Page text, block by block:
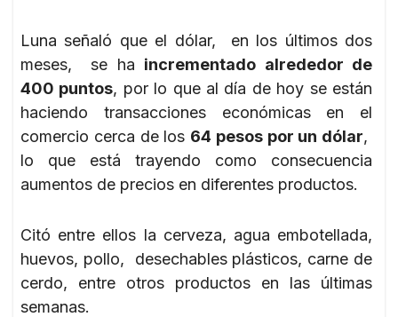
Luna señaló que el dólar, en los últimos dos
meses, se ha incrementado alrededor de
400 puntos, por lo que al día de hoy se están
haciendo transacciones económicas en el
comercio cerca de los 64 pesos por un dólar,
lo que está trayendo como consecuencia
aumentos de precios en diferentes productos.
Citó entre ellos la cerveza, agua embotellada,
huevos, pollo, desechables plásticos, carne de
cerdo, entre otros productos en las últimas
semanas.